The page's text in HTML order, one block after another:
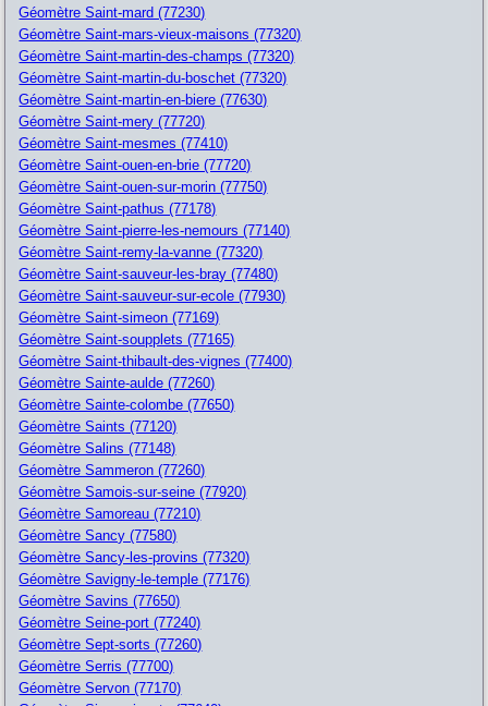
Géomètre Saint-mard (77230)
Géomètre Saint-mars-vieux-maisons (77320)
Géomètre Saint-martin-des-champs (77320)
Géomètre Saint-martin-du-boschet (77320)
Géomètre Saint-martin-en-biere (77630)
Géomètre Saint-mery (77720)
Géomètre Saint-mesmes (77410)
Géomètre Saint-ouen-en-brie (77720)
Géomètre Saint-ouen-sur-morin (77750)
Géomètre Saint-pathus (77178)
Géomètre Saint-pierre-les-nemours (77140)
Géomètre Saint-remy-la-vanne (77320)
Géomètre Saint-sauveur-les-bray (77480)
Géomètre Saint-sauveur-sur-ecole (77930)
Géomètre Saint-simeon (77169)
Géomètre Saint-soupplets (77165)
Géomètre Saint-thibault-des-vignes (77400)
Géomètre Sainte-aulde (77260)
Géomètre Sainte-colombe (77650)
Géomètre Saints (77120)
Géomètre Salins (77148)
Géomètre Sammeron (77260)
Géomètre Samois-sur-seine (77920)
Géomètre Samoreau (77210)
Géomètre Sancy (77580)
Géomètre Sancy-les-provins (77320)
Géomètre Savigny-le-temple (77176)
Géomètre Savins (77650)
Géomètre Seine-port (77240)
Géomètre Sept-sorts (77260)
Géomètre Serris (77700)
Géomètre Servon (77170)